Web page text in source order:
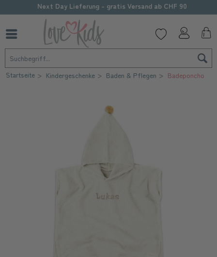
Sorgfältige Personalisierung
Startseite Kindergeschenke Baden & Pflegen Badeponcho